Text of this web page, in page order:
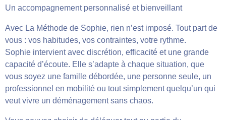
Un accompagnement personnalisé et bienveillant
Avec La Méthode de Sophie, rien n’est imposé. Tout part de
vous : vos habitudes, vos contraintes, votre rythme.
Sophie intervient avec discrétion, efficacité et une grande
capacité d’écoute. Elle s’adapte à chaque situation, que
vous soyez une famille débordée, une personne seule, un
professionnel en mobilité ou tout simplement quelqu’un qui
veut vivre un déménagement sans chaos.